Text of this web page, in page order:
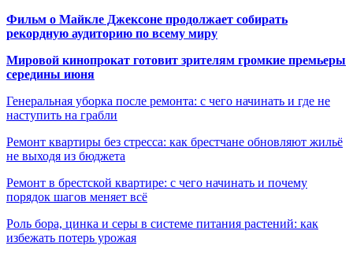
Фильм о Майкле Джексоне продолжает собирать
рекордную аудиторию по всему миру
Мировой кинопрокат готовит зрителям громкие премьеры
середины июня
Генеральная уборка после ремонта: с чего начинать и где не
наступить на грабли
Ремонт квартиры без стресса: как брестчане обновляют жильё
не выходя из бюджета
Ремонт в брестской квартире: с чего начинать и почему
порядок шагов меняет всё
Роль бора, цинка и серы в системе питания растений: как
избежать потерь урожая